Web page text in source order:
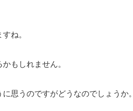
ね。
もしれません。
思うのですがどうなのでしょうか。